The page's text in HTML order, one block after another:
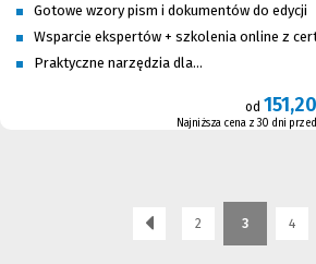
Gotowe wzory pism i dokumentów do edycji
Wsparcie ekspertów + szkolenia online z
Praktyczne narzędzia dla...
od
Najniższa cena z 30 dni
2 3 4